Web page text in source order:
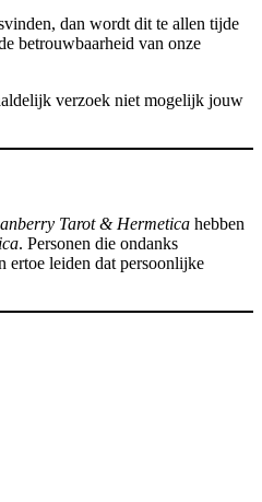
dan wordt dit te allen tijde
betrouwbaarheid van onze
verzoek niet mogelijk jouw
Tarot & Hermetica hebben
. Personen die ondanks
ertoe leiden dat persoonlijke